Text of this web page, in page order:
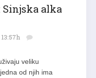
Sinjska alka
veliku
od njih ima